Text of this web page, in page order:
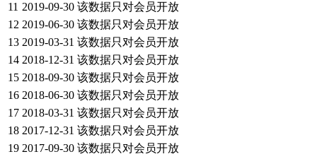
11 2019-09-30 该数据只对会员开放
12 2019-06-30 该数据只对会员开放
13 2019-03-31 该数据只对会员开放
14 2018-12-31 该数据只对会员开放
15 2018-09-30 该数据只对会员开放
16 2018-06-30 该数据只对会员开放
17 2018-03-31 该数据只对会员开放
18 2017-12-31 该数据只对会员开放
19 2017-09-30 该数据只对会员开放